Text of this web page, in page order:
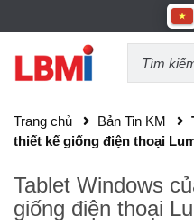
Trang chủ Bản Tin KM
thiết kế giống điện thoại
Tablet Windows
giống điện thoại